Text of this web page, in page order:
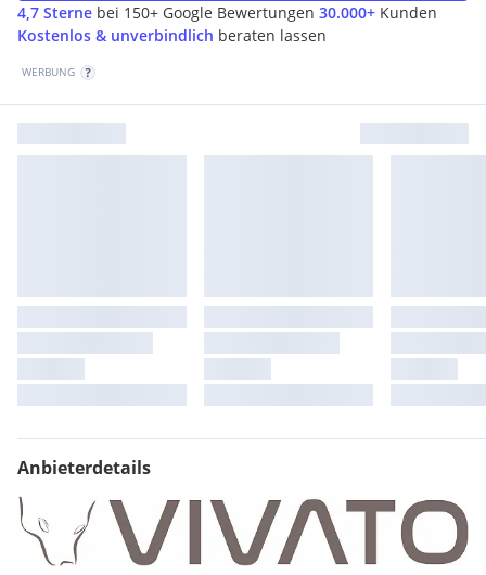
4,7 Sterne bei 150+ Google Bewertungen 30.000+ Kunden
Kostenlos & unverbindlich beraten lassen
WERBUNG
Anbieterdetails